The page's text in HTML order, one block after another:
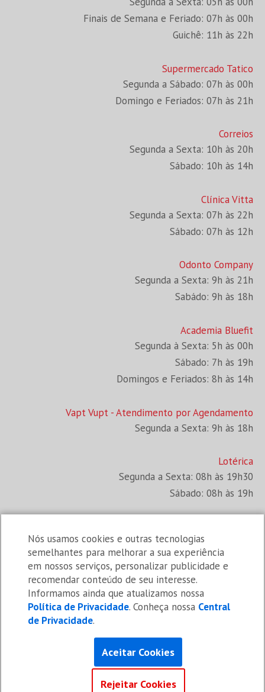
Finais de Semana e Feriado: 07h às 00h
Guichê: 11h às 22h
Supermercado Tatico
Segunda a Sábado: 07h às 00h
Domingo e Feriados: 07h às 21h
Correios
Segunda a Sexta: 10h às 20h
Sábado: 10h às 14h
Clínica Vitta
Segunda a Sexta: 07h às 22h
Sábado: 07h às 12h
Odonto Company
Segunda a Sexta: 9h às 21h
Sabádo: 9h às 18h
Academia Bluefit
Segunda à Sexta: 5h às 00h
Sábado: 7h às 19h
Domingos e Feriados: 8h às 14h
Vapt Vupt - Atendimento por Agendamento
Segunda a Sexta: 9h às 18h
Lotérica
Segunda a Sexta: 08h às 19h30
Sábado: 08h às 19h
Segunda a Quinta: 8h às 12h e 13h às 18h
Sexta: 8h às 12h e 14h às 18h
Administração
Nós usamos cookies e outras tecnologias
semelhantes para melhorar a sua experiência
em nossos serviços, personalizar publicidade e
recomendar conteúdo de seu interesse.
Informamos ainda que atualizamos nossa
Política de Privacidade. Conheça nossa Central
de Privacidade.
Aceitar Cookies
Rejeitar Cookies